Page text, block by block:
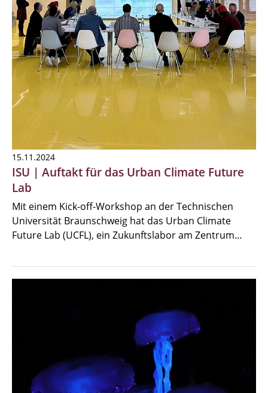
15.11.2024
ISU | Auftakt für das Urban Climate Future
Lab
Mit einem Kick-off-Workshop an der Technischen
Universität Braunschweig hat das Urban Climate
Future Lab (UCFL), ein Zukunftslabor am Zentrum…